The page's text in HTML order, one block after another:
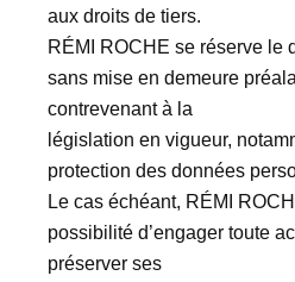
aux droits de tiers.
RÉMI ROCHE se réserve le
sans mise en demeure
contrevenant à la
législation en vigueur,
protection des données
Le cas échéant, RÉMI
possibilité d’engager toute
préserver ses